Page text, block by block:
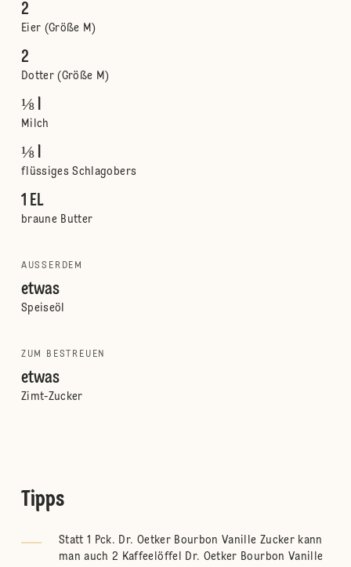
2
Eier (Größe M)
2
Dotter (Größe M)
⅛ l
Milch
⅛ l
flüssiges Schlagobers
1 EL
braune Butter
AUSSERDEM
etwas
Speiseöl
ZUM BESTREUEN
etwas
Zimt-Zucker
Tipps
Statt 1 Pck. Dr. Oetker Bourbon Vanille Zucker kann
man auch 2 Kaffeelöffel Dr. Oetker Bourbon Vanille